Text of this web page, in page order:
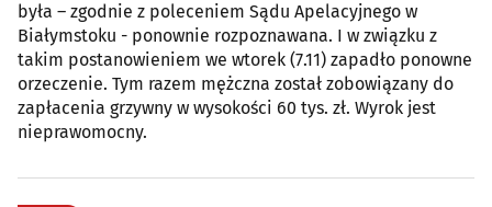
była – zgodnie z poleceniem Sądu Apelacyjnego w
Białymstoku - ponownie rozpoznawana. I w związku z
takim postanowieniem we wtorek (7.11) zapadło ponowne
orzeczenie. Tym razem mężczna został zobowiązany do
zapłacenia grzywny w wysokości 60 tys. zł. Wyrok jest
nieprawomocny.